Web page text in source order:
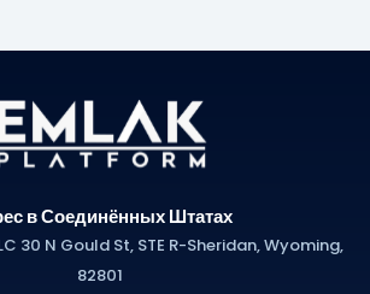
в Соединённых Штатах
30 N Gould St, STE R-Sheridan, Wyoming,
82801